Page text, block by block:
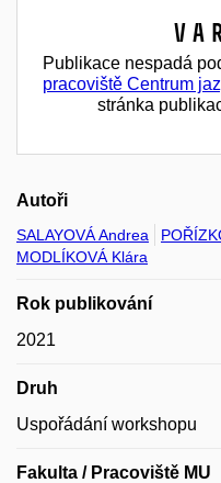
Publikace nespadá
pracoviště Centrum
stránka
Autoři
SALAYOVÁ Andrea
MODLÍKOVÁ Klára
Rok publikování
2021
Druh
Uspořádání workshopu
Fakulta / Pracoviště MU